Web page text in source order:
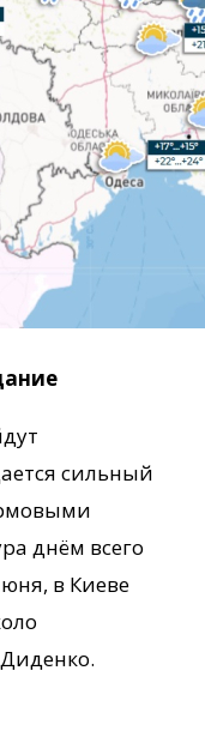
сильный
днём всего
в Киеве